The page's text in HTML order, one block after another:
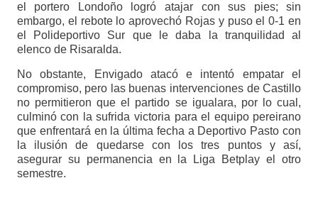
el portero Londoño logró atajar con sus pies; sin
embargo, el rebote lo aprovechó Rojas y puso el 0-1 en
el Polideportivo Sur que le daba la tranquilidad al
elenco de Risaralda.
No obstante, Envigado atacó e intentó empatar el
compromiso, pero las buenas intervenciones de Castillo
no permitieron que el partido se igualara, por lo cual,
culminó con la sufrida victoria para el equipo pereirano
que enfrentará en la última fecha a Deportivo Pasto con
la ilusión de quedarse con los tres puntos y así,
asegurar su permanencia en la Liga Betplay el otro
semestre.